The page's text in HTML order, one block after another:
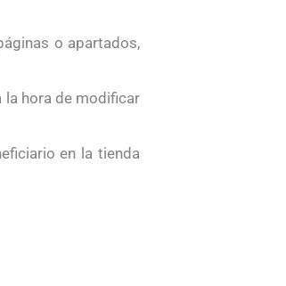
o apartados,
la hora de modificar
en la tienda